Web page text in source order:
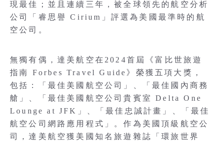
現最佳；並且連續三年，被全球領先的航空分析
公司「睿思譽 Cirium」評選為美國最準時的航
空公司。
無獨有偶，達美航空在2024首屆《富比世旅遊
指南 Forbes Travel Guide》榮獲五項大獎，
包括：「最佳美國航空公司」、「最佳國內商務
艙」、「最佳美國航空公司貴賓室 Delta One
Lounge at JFK」、「最佳忠誠計畫」、「最佳
航空公司網路應用程式」。作為美國頂級航空公
司，達美航空獲美國知名旅遊雜誌「環旅世界